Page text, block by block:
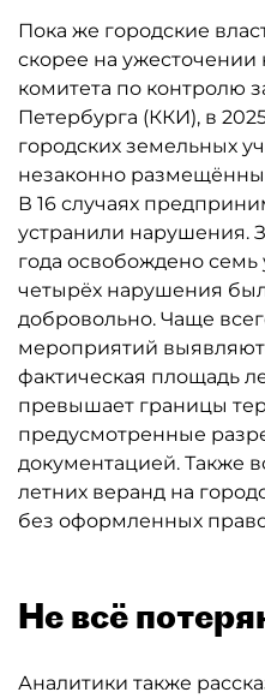
Пока же городские
скорее на
комитета по контролю
Петербурга (ККИ), в
городских земельных
незаконно
В 16 случаях
устранили нарушения.
года освобождено семь
четырёх нарушения
добровольно. Чаще
мероприятий
фактическая площадь
превышает границы
предусмотренные
документацией. Также
летних веранд на
без оформленных
Не всё
Аналитики также